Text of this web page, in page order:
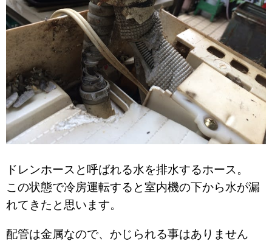
ドレンホースと呼ばれる水を排水するホース。
この状態で冷房運転すると室内機の下から水が漏
れてきたと思います。
配管は金属なので、かじられる事はありません